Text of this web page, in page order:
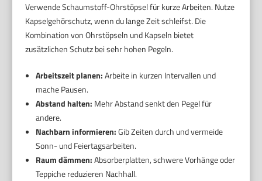
Verwende Schaumstoff-Ohrstöpsel für kurze Arbeiten. Nutze
Kapselgehörschutz, wenn du lange Zeit schleifst. Die
Kombination von Ohrstöpseln und Kapseln bietet
zusätzlichen Schutz bei sehr hohen Pegeln.
Arbeitszeit planen:Arbeite in kurzen Intervallen und
mache Pausen.
Abstand halten: Mehr Abstand senkt den Pegel für
andere.
Nachbarn informieren:Gib Zeiten durch und vermeide
Sonn- und Feiertagsarbeiten.
Raum dämmen:Absorberplatten, schwere Vorhänge oder
Teppiche reduzieren Nachhall.